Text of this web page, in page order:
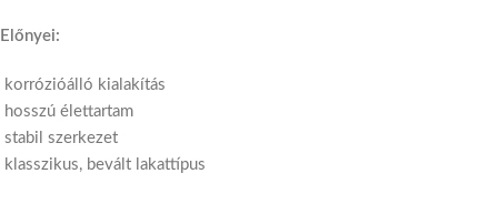
Előnyei:
korrózióálló kialakítás
hosszú élettartam
stabil szerkezet
klasszikus, bevált lakattípus